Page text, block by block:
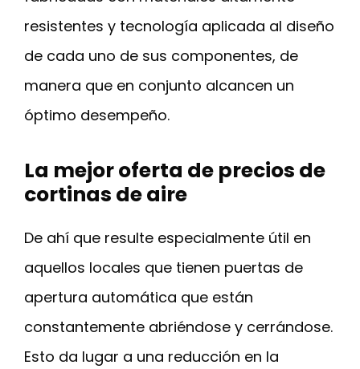
resistentes y tecnología aplicada al diseño
de cada uno de sus componentes, de
manera que en conjunto alcancen un
óptimo desempeño.
La mejor oferta de precios de
cortinas de aire
De ahí que resulte especialmente útil en
aquellos locales que tienen puertas de
apertura automática que están
constantemente abriéndose y cerrándose.
Esto da lugar a una reducción en la